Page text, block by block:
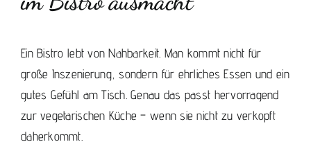
Ein Bistro lebt von Nahbarkeit. Man kommt nicht für
große Inszenierung, sondern für ehrliches Essen und ein
gutes Gefühl am Tisch. Genau das passt hervorragend
zur vegetarischen Küche – wenn sie nicht zu verkopft
daherkommt.